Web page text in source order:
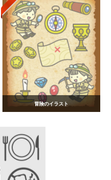
冒険のイラスト